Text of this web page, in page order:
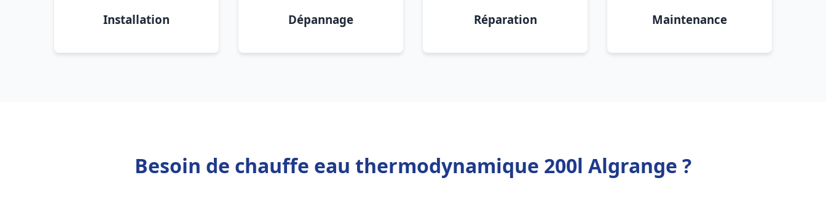
Installation Dépannage Réparation Maintenance
Besoin de chauffe eau thermodynamique 200l Algrange ?